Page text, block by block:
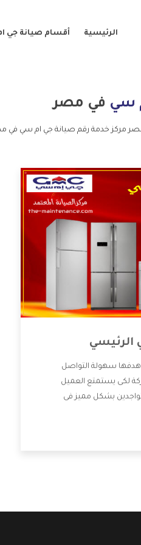
الرئيسية أقسام صيانة جي
سي في مصر
مركز خدمة رقم صيانة جي ام سي في
الرئيسي
سهولة التواصل
لكى يستمتع العميل
بشكل مميز فى
التى تنفرد الشركة بها